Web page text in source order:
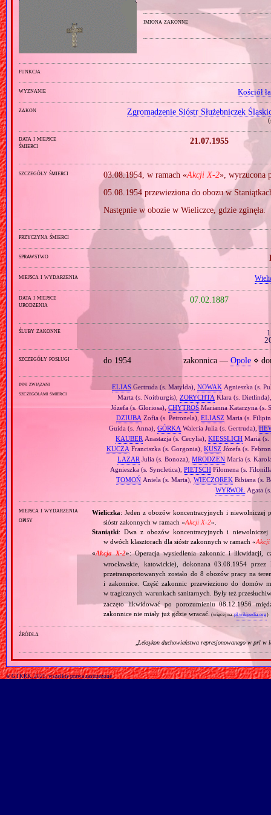
imiona zakonne
funkcja
wyznanie Kościół
zakon Zgromadzenie Sióstr Służebniczek
(
data i miejsce
śmierci
21.07.1955
szczegóły śmierci 03.08.1954, w ramach «Akcji X‐2», wyrzucona
05.08.1954 przewieziona do obozu w
Następnie w obozie w Wieliczce, gdzie zginęła.
przyczyna śmierci
sprawstwo
miejsca i wydarzenia
data i miejsce
urodzenia
07.02.1887
śluby zakonne
szczegóły posługi do 1954 zakonnica — Opole⋄
inni związani
szczegółami śmierci
ELIASGertruda (s. Matylda), NOWAKAgnieszka (s.
Marta (s. Noitburgis), ZORYCHTA Klara (s.
Józefa (s. Gloriosa),CHYTROŚMarianna Katarzyna (s.
DZIUBA Zofia (s. Petronela), ELIASZMaria (s.
Guida (s. Anna),GÓRKA Waleria Julia (s. Gertruda),
KAUBER Anastazja (s. Cecylia),KIESSLICH Maria
KUCZA Franciszka (s. Gorgonia), KUSZ Józefa (s.
LAZAR Julia (s. Bonoza),MRODZEN Maria (s.
Agnieszka (s. Syncletica), PIETSCHFilomena (s.
TOMOŃ Aniela (s. Marta),WIECZOREK Bibiana (s.
WYRWOŁ Agata
miejsca i wydarzenia
opisy
Wieliczka: Jeden z obozów koncentracyjnych i niewolniczej
sióstr zakonnych w ramach «Akcji X‐2».
Staniątki: Dwa z obozów koncentracyjnych i niewolniczej
w dwóch klasztorach dla sióstr zakonnych w ramach «Akcji
«Akcja X‐2»: Operacja wysiedlenia zakonnic i likwidacji,
wrocławskie, katowickie), dokonana 03.08.1954
przetransportowanych zostało do 8 obozów pracy na
i zakonnice. Część zakonnic przewieziono do domów
w tragicznych warunkach sanitarnych. Były też
zaczęto likwidować po porozumieniu 08.12.1956
zakonnice nie miały już gdzie wracać. (więcej na:pl.wikipedia.org)
źródła
„Leksykon duchowieństwa represjonowanego w prl w
© GTKRK, 2025, wszelkie prawa zastrzeżone